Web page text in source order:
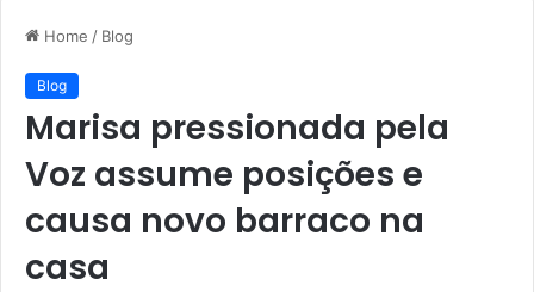
Home / Blog
Blog
Marisa pressionada pela
Voz assume posições e
causa novo barraco na
casa